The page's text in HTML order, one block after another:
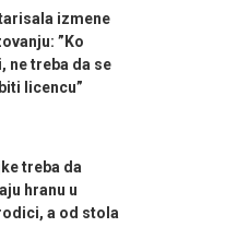
izmene
”Ko
ne treba da se
licencu”
treba da
hranu u
a od stola